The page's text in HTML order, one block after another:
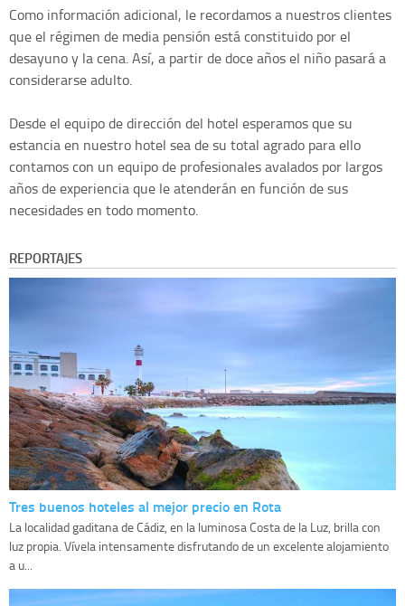
Como información adicional, le recordamos a nuestros clientes
que el régimen de media pensión está constituido por el
desayuno y la cena. Así, a partir de doce años el niño pasará a
considerarse adulto.
Desde el equipo de dirección del hotel esperamos que su
estancia en nuestro hotel sea de su total agrado para ello
contamos con un equipo de profesionales avalados por largos
años de experiencia que le atenderán en función de sus
necesidades en todo momento.
REPORTAJES
Tres buenos hoteles al mejor precio en Rota
La localidad gaditana de Cádiz, en la luminosa Costa de la Luz, brilla con
luz propia. Vívela intensamente disfrutando de un excelente alojamiento
a u...